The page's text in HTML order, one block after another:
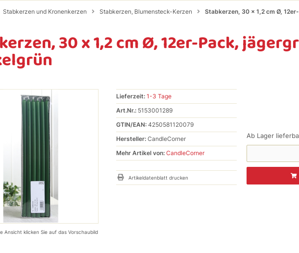
Stabkerzen und Kronenkerzen Stabkerzen, Blumensteck-Kerzen Stabkerzen, 30 x 1,2 cm Ø,
30 x 1,2 cm Ø, 12er-Pack,
Ansicht klicken Sie auf das Vorschaubild
Ab Lager
Lieferzeit: 1-3 Tage
Art.Nr.: 5153001289
GTIN/EAN: 4250581120079
Hersteller: CandleCorner
Mehr Artikel von: CandleCorner
Artikeldatenblatt drucken